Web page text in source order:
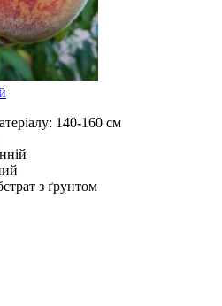
140-160 см
з ґрунтом